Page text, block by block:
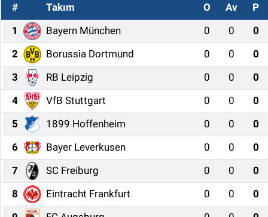
# Takım O Av
P
1
Bayern München 0 0
0
2
Borussia Dortmund 0 0
0
3
RB Leipzig 0 0
0
4
VfB Stuttgart 0 0
0
5
1899 Hoffenheim 0 0
0
6
Bayer Leverkusen 0 0
0
7
SC Freiburg 0 0
0
8
Eintracht Frankfurt 0 0
0
GÜNDEM
SİYASET
TEKNOLOJİ
EKONOMİ
SPOR
ASAYİŞ
Süper Lig Puan Durumu ve Fikstür
Tüm Manşetler
Son Dakika Haberleri
Haber Arşivi